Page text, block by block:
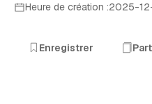
Heure de création :2025-
Enregistrer